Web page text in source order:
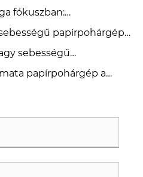
kis és közepes
2026-ban?
fókuszban:
és beszerzési
papírpohárgép
sebességű
érik el a dupla gyártási
papírpohárgép a